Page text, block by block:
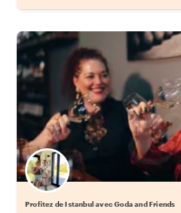
Profitez de Istanbul avec Goda and Friends